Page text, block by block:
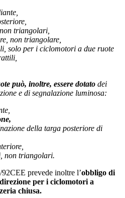
triangolari,
non triangolare,
solo per i ciclomotori a due ruote
può, inoltre, essere dotato dei
e di segnalazione luminosa:
della targa posteriore di
non triangolari.
prevede inoltre l’obbligo di
per i ciclomotori a
chiusa.